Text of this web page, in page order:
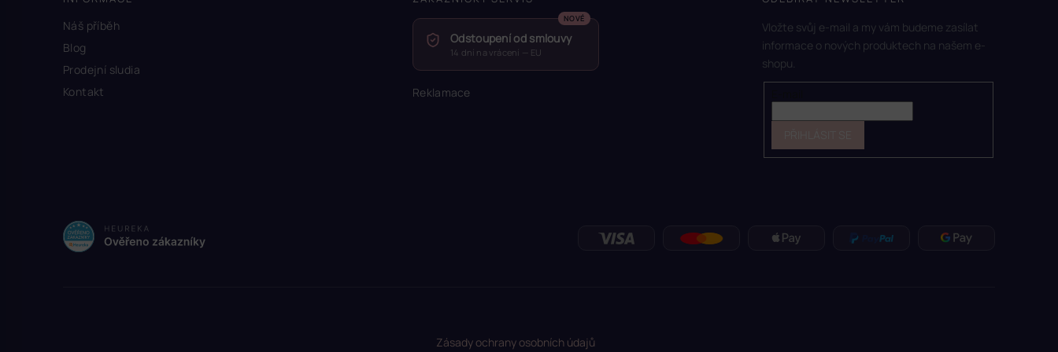
Náš příběh
Blog
Prodejní sludia
Kontakt
Odstoupení od smlouvy
14 dní na vrácení — EU
Reklamace
Vložte svůj e-mail a my vám budeme zasílat
informace o nových produktech na našem e-
shopu.
Zásady ochrany osobních údajů